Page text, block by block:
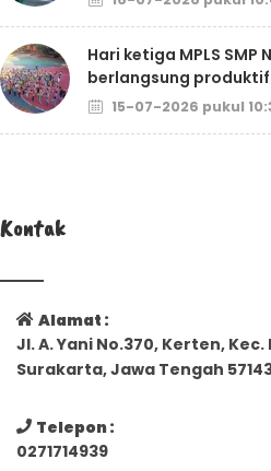
Hari ketiga MPLS SMP
berlangsung
15-07-2026 pukul
Kontak
Alamat :
Jl. A. Yani No.370, Kerten,
Surakarta, Jawa Tengah
Telepon :
0271714939